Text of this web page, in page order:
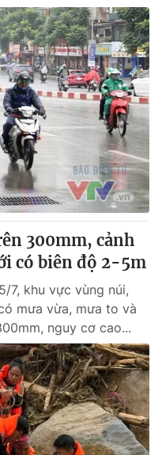
300mm, cảnh
có biên độ 2-5m
7, khu vực vùng núi,
mưa vừa, mưa to và
nguy cơ cao...